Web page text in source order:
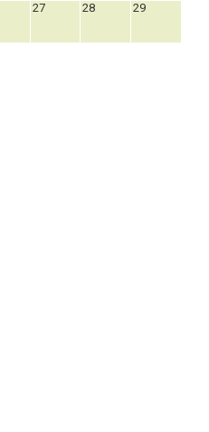
27 28 29